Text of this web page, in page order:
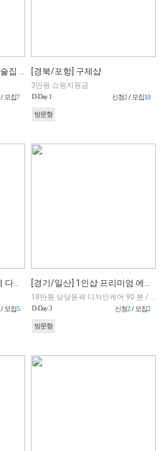
/ 모집7
[경북/포항] 구제샵
3만원 쇼핑지원금
D-Day 1 신청2/ 모집10
방문형
/ 모집5
18만원 상당윤곽 디자인케어 90 분 / 16만원 상당 탄력 리프팅_수분 광채 리바이탈 케어 90 분 中 택1
D-Day 3 신청2/ 모집2
방문형